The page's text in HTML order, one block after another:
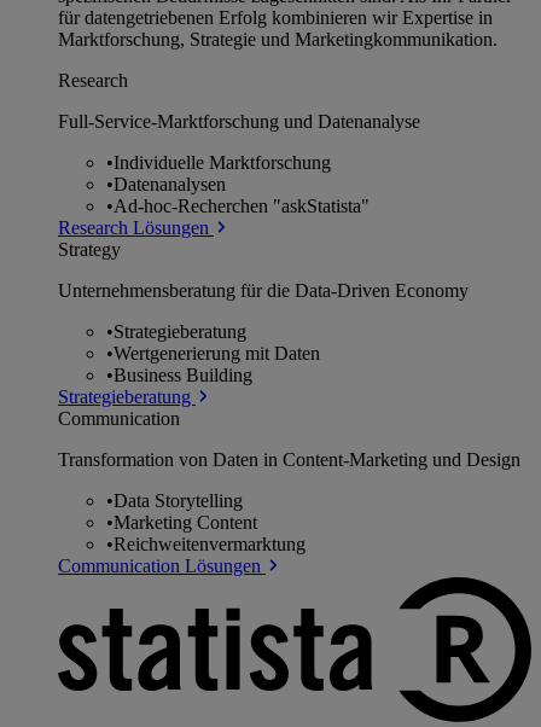
für datengetriebenen Erfolg kombinieren wir Expertise in
Marktforschung, Strategie und Marketingkommunikation.
Research
Full-Service-Marktforschung und Datenanalyse
•Individuelle Marktforschung
•Datenanalysen
•Ad-hoc-Recherchen "askStatista"
Research Lösungen
Strategy
Unternehmens­beratung für die Data-Driven Economy
•Strategieberatung
•Wertgenerierung mit Daten
•Business Building
Strategieberatung
Communication
Transformation von Daten in Content-Marketing und Design
•Data Storytelling
•Marketing Content
•Reichweitenvermarktung
Communication Lösungen